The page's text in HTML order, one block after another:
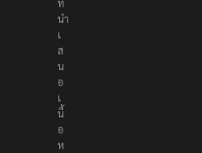
ที่
นำ
เ
ส
น
อ
เ
นื้
อ
ห